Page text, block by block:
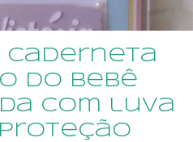
Caderneta
do Bebê
com luva